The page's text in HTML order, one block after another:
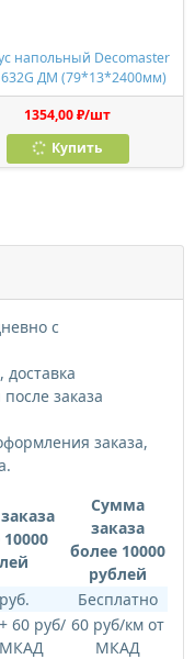
напольный Decomaster
ДМ (79*13*2400мм)
1354,00 ₽/шт
Купить
с
заказа
заказа,
Сумма
заказа
более 10000
рублей
Бесплатно
60 руб/
МКАД
60 руб/км от
МКАД